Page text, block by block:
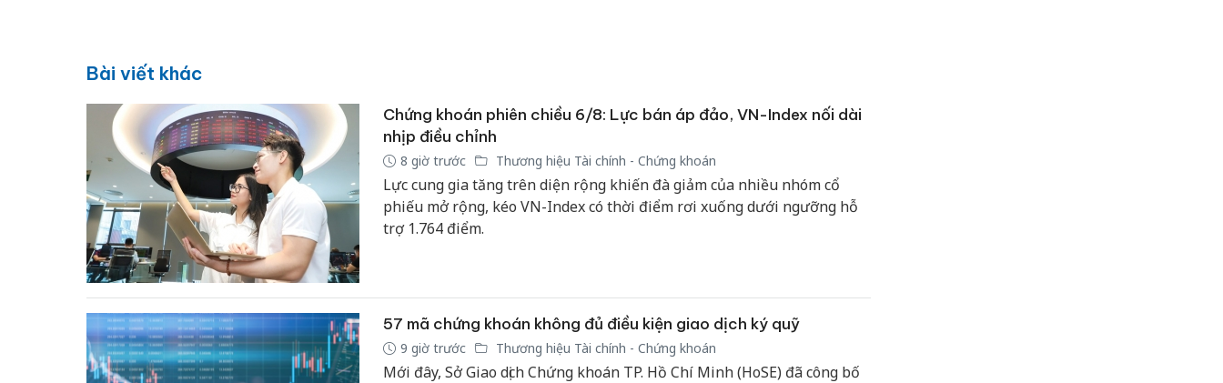
Bài viết khác
Chứng khoán phiên chiều 6/8: Lực bán áp đảo, VN-Index nối dài
nhịp điều chỉnh
8 giờ trước Thương hiệu Tài chính - Chứng khoán
Lực cung gia tăng trên diện rộng khiến đà giảm của nhiều nhóm cổ
phiếu mở rộng, kéo VN-Index có thời điểm rơi xuống dưới ngưỡng hỗ
trợ 1.764 điểm.
57 mã chứng khoán không đủ điều kiện giao dịch ký quỹ
9 giờ trước Thương hiệu Tài chính - Chứng khoán
Mới đây, Sở Giao dịch Chứng khoán TP. Hồ Chí Minh (HoSE) đã công bố